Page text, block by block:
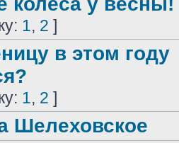
1, 2 ]
в этом году
1, 2 ]
Шелеховское